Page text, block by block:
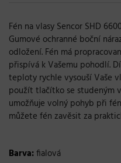
Fén na vlasy Sencor SHD
Gumové ochranné boční
odložení. Fén má
přispívá k Vašemu pohodlí.
teploty rychle vysouší Vaše
použít tlačítko se studeným
umožňuje volný pohyb při
můžete fén zavěsit za
Barva:fialová